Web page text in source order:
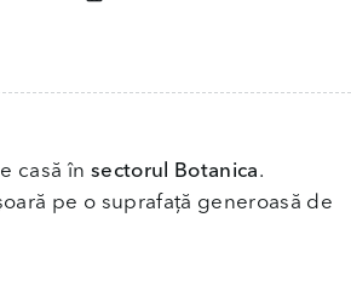
casă în sectorul Botanica.
pe o suprafață generoasă de